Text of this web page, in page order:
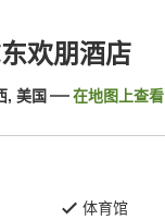
欢朋酒店
, 美国 在地图上查看
体育馆